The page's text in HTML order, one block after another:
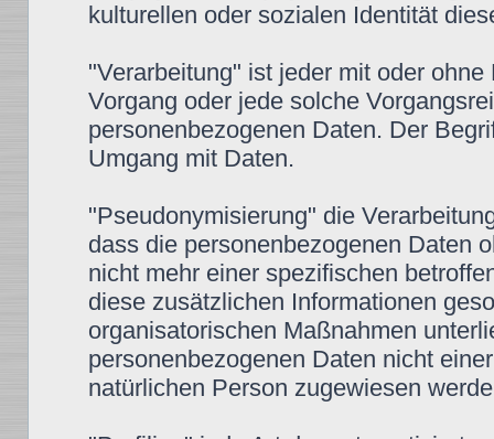
kulturellen oder sozialen Identität
"Verarbeitung" ist jeder mit oder
Vorgang oder jede solche
personenbezogenen Daten. Der
Umgang mit Daten.
"Pseudonymisierung" die
dass die personenbezogenen Daten
nicht mehr einer spezifischen
diese zusätzlichen Informationen
organisatorischen Maßnahmen
personenbezogenen Daten nicht
natürlichen Person zugewiesen